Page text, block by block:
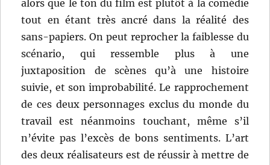
alors que le ton du film est plutôt à la comédie
tout en étant très ancré dans la réalité des
sans-papiers. On peut reprocher la faiblesse du
scénario, qui ressemble plus à une
juxtaposition de scènes qu’à une histoire
suivie, et son improbabilité. Le rapprochement
de ces deux personnages exclus du monde du
travail est néanmoins touchant, même s’il
n’évite pas l’excès de bons sentiments. L’art
des deux réalisateurs est de réussir à mettre de